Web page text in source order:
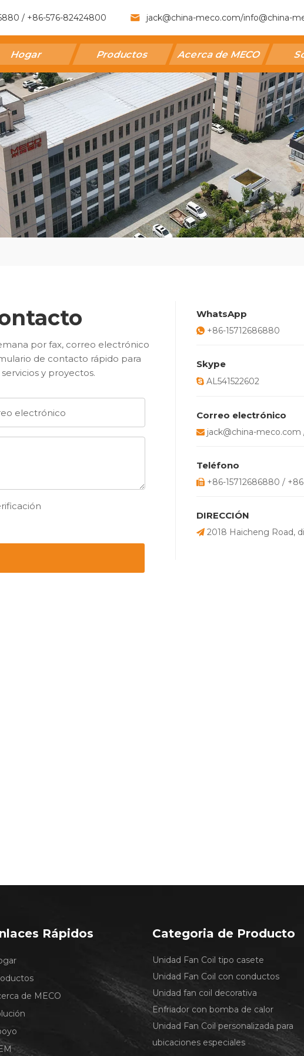
/ +86-576-82424800 jack@china-meco.com/info@china-
Hogar Productos Acerca de MECO
por fax, correo electrónico
de contacto rápido para
y proyectos.
WhatsApp
 +86-15712686880
Skype
 AL541522602
Correo electrónico
 jack@china-meco.com
Teléfono
 +86-15712686880 /
DIRECCIÓN
 2018 Haicheng Road,
Rápidos
de MECO
Categoria de Producto
Unidad Fan Coil tipo casete
Unidad Fan Coil con conductos
Unidad fan coil decorativa
Enfriador con bomba de calor
Unidad Fan Coil personalizada para
ubicaciones especiales